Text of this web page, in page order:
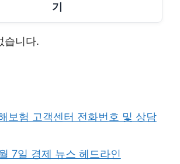
기
습니다.
보험 고객센터 전화번호 및 상담
7일 경제 뉴스 헤드라인